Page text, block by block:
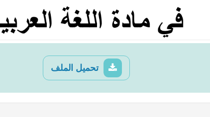
تحميل الملف